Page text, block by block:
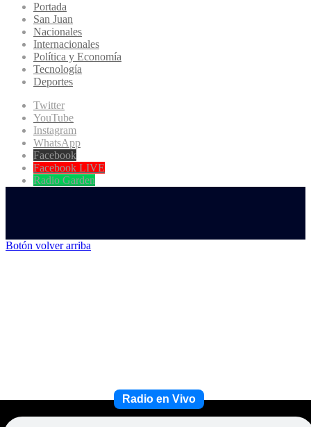
Radio en Vivo
Portada
San Juan
Nacionales
Internacionales
Política y Economía
Tecnología
Deportes
Twitter
YouTube
Instagram
WhatsApp
Facebook
Facebook LIVE
Radio Garden
Botón volver arriba